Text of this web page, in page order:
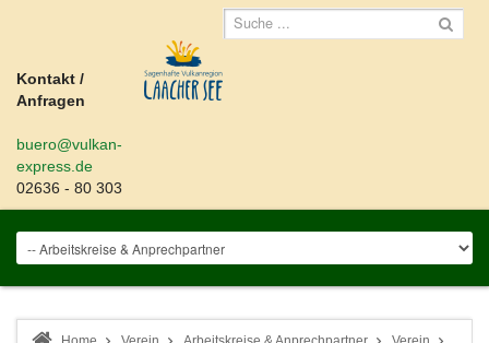
Kontakt /
Anfragen
buero@vulkan-
express.de
02636 - 80 303